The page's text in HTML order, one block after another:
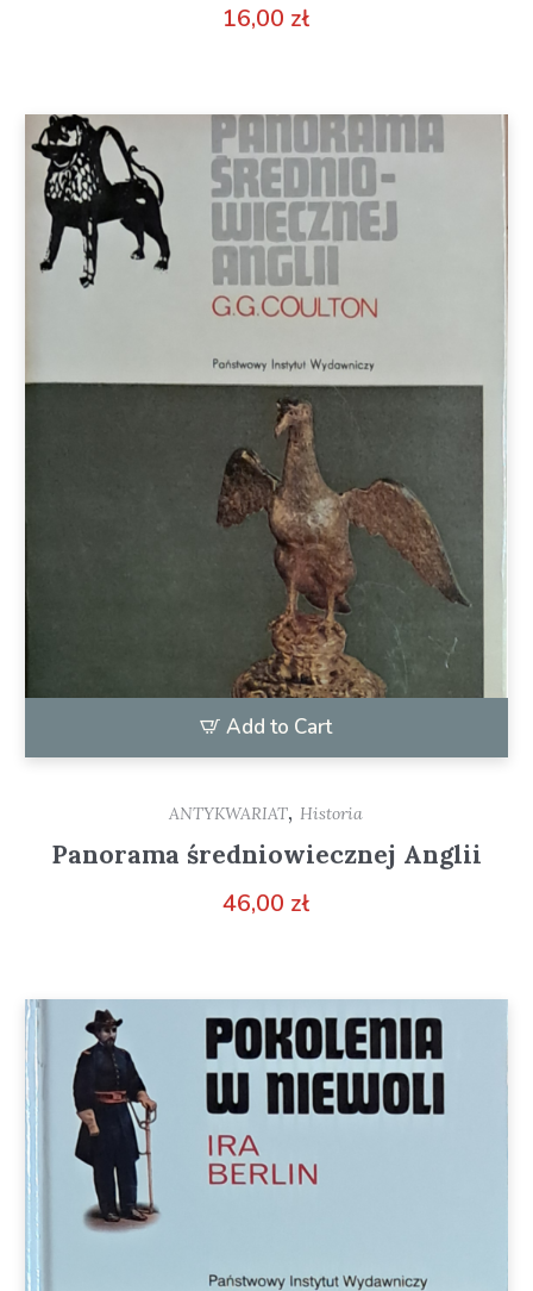
16,00 zł
Add to Cart
ANTYKWARIAT,Historia
Panorama średniowiecznej Anglii
46,00 zł